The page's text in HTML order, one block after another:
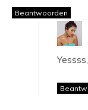
Beantwoorden